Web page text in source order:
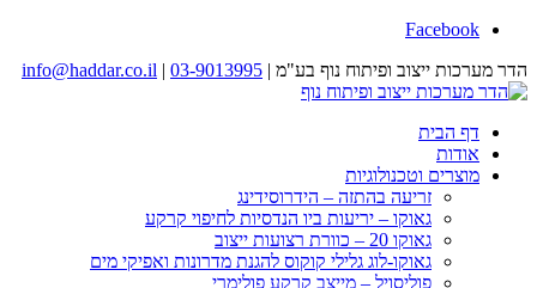
Facebook
הדר מערכות ייצוב ופיתוח נוף בע"מ | 03-9013995
|
info@haddar.co.il
דף הבית
אודות
מוצרים וטכנולוגיות
זריעה בהתזה – הידרוסידינג
גאוקו – יריעות ביו הנדסיות לחיפוי קרקע
גאוקו 20 – כוורת רצועות ייצוב
גאוקו-לוג גלילי קוקוס להגנת מדרונות ואפיקי מים
פוליסויל – מייצב קרקע פולימרי